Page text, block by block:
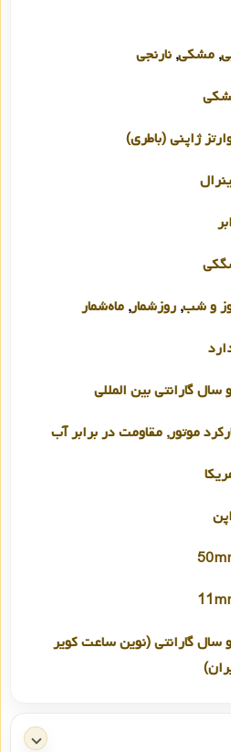
, مشکی, نارنجی
ژاپنی (باطری)
و شب, روزشمار, ماه‌شمار
سال گارانتی بین المللی
موتور, مقاومت در برابر آب
سال گارانتی (نوین ساعت کویر